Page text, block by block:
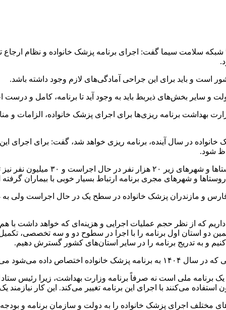
سلامت سیما گفت: اجرای برنامه پزشک خانواده و نظام ارجاع
است و باید برای این جراحی آمادگی‌های لازم وجود داشته باشد.
و سایر بخش‌های ذیربط باید به وجود آید تا برنامه، کامل و درست
برنامه ریزی‌ها برای اجرای پزشک خانواده، الزامات و
در سال آینده، برنامه ریزی خواهد شد، گفت: برای اجرای
شود.
وی با یادآوری این که برنامه پزشک
و شهرهای مجری برنامه ارتباط بسیار خوبی با بیماران گرفته
و مازندران پزشک خانواده در سطح یک در حال اجراست ولی به
که از نظر حجم عملیات اجرایی و هزینه‌ای که خواهد داشت
دو استان اول برنامه را با اجرا در سطوح دو و سه تخصصی،
و به تدریج برنامه را در سایر استان‌های کشور گسترش دهیم.
را انتخاب و اجرا کرد.
یک برنامه ملی است نه صرفاً برنامه وزارت بهداشت، زیرا رئیس
استفاده می‌کنند با اجرای این برنامه تغییر می‌کند. این کار نیازمند یک
مختلف اجرای پزشک خانواده را به دولت و سازمان برنامه و